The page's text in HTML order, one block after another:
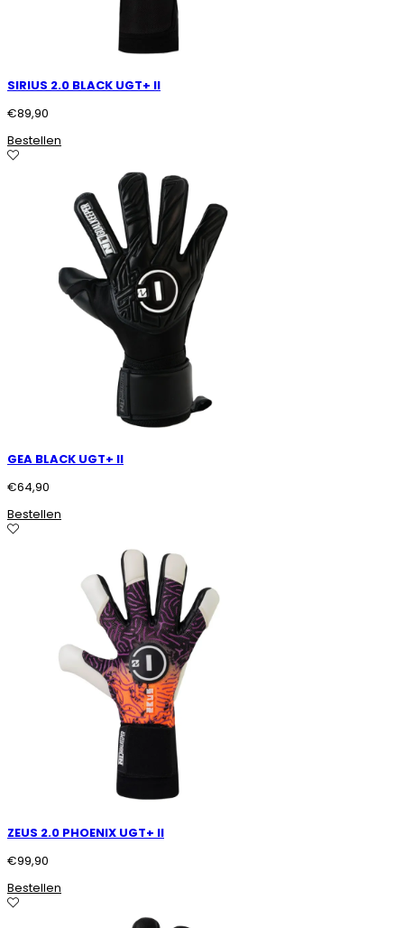
SIRIUS 2.0 BLACK UGT+ II
€89,90
Bestellen
GEA BLACK UGT+ II
€64,90
Bestellen
ZEUS 2.0 PHOENIX UGT+ II
€99,90
Bestellen